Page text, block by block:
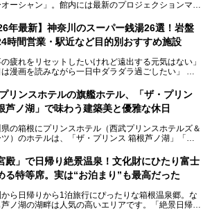
ーシャン」。館内には最新のプロジェクションマッ
没入感（イマーシブ）”を体験できます。
、そんな大注目の施設に一足先にお邪魔し、その全貌
させていただきました！
の中に咲き誇る桜、魚たちが泳ぐ水風呂、そしてバ
ーチを思わせる休憩スペース…。驚きの連続だった館
子をレポートします！
年最新】神奈川のスーパー銭湯26選！岩盤
時間営業・駅近など目的別おすすめ施設
の疲れをリセットしたいけれど遠出する元気はない」
は漫画を読みながら一日中ダラダラ過ごしたい」
癒やされたい」という願いを叶えてくれるのが、神
には、サウナや岩盤浴、一日中遊べるエンタメ施設
非日常”を味わえるスーパー銭湯が数多く揃っていま
いう人も多いはず。
回は、神奈川県内の人気施設26選を「安さ」「岩
駅近」など、目的別に厳選して紹介します。
にぴったりの施設を見つけて、最高のリフレッシュ
リンスホテルの旗艦ホテル、「ザ・プリン
芦ノ湖」で味わう建築美と優雅な休日
の箱根にプリンスホテル（西武プリンスホテルズ＆
ツ）のホテルは、「ザ・プリンス 箱根芦ノ湖」「芦
仙石原プリンスホテル」と4軒あり、今回ご紹介する
プリンス 箱根芦ノ湖」は、その中でもフラッグシッ
艦）に位置づけられる特別なホテルです。
本を代表する建築家の一人、村野藤吾が芦ノ湖の畔
桃源郷のようなホテルがここ。自家源泉の温泉や、
殿」で日帰り絶景温泉！文化財にひたり富士
る特等席。実は“お泊まり”も最高だった
ら日帰りから1泊旅行にぴったりな箱根温泉郷。な
ノ湖の湖畔は人気の高いエリアです。「絶景日帰り